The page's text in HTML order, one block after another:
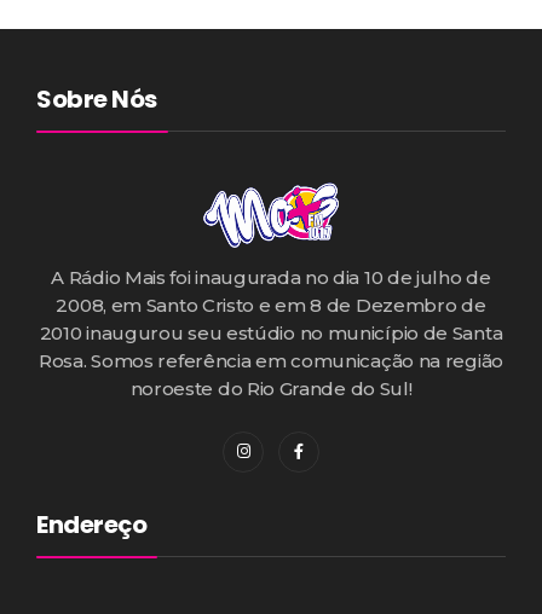
Sobre Nós
A Rádio Mais foi inaugurada no dia 10 de julho de
2008, em Santo Cristo e em 8 de Dezembro de
2010 inaugurou seu estúdio no município de Santa
Rosa. Somos referência em comunicação na região
noroeste do Rio Grande do Sul!
Endereço